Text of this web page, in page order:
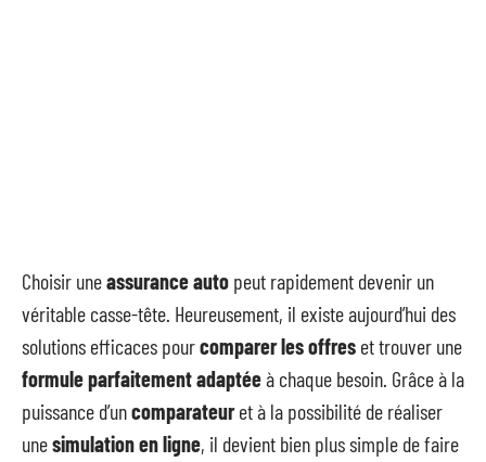
Choisir uneassurance auto peut rapidement devenir un
véritable casse-tête. Heureusement, il existe aujourd’hui des
solutions efficaces pourcomparer les offres et trouver une
formule parfaitement adaptéeà chaque besoin. Grâce à la
puissance d’uncomparateuret à la possibilité de réaliser
unesimulation en ligne, il devient bien plus simple de faire